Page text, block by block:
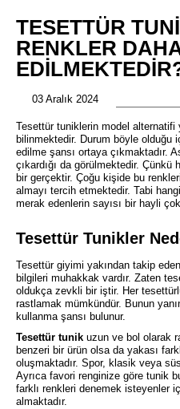
TESETTÜR
RENKLER
03 Aralık 2024
Tesettür tuniklerin model alternatifi
bilinmektedir. Durum böyle olduğu
edilme şansı ortaya çıkmaktadır.
çıkardığı da görülmektedir.
bir gerçektir. Çoğu kişide bu
almayı tercih etmektedir. Tabi
merak edenlerin sayısı bir hayli
Tesettür Tunikler
Tesettür giyimi yakından takip
bilgileri muhakkak vardır. Zaten
oldukça zevkli bir iştir. Her
rastlamak mümkündür. Bunun
kullanma şansı bulunur.
Tesettür tunik uzun ve bol olarak
benzeri bir ürün olsa da yakası
oluşmaktadır. Spor, klasik veya
Ayrıca favori renginize göre tunik
farklı renkleri denemek isteyenler
almaktadır.